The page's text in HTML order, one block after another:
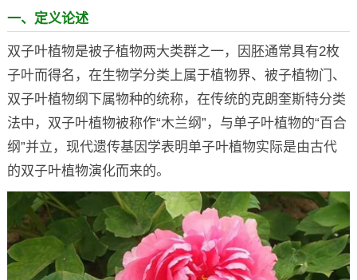
一、定义论述
双子叶植物是被子植物两大类群之一，因胚通常具有2枚
子叶而得名，在生物学分类上属于植物界、被子植物门、
双子叶植物纲下属物种的统称，在传统的克朗奎斯特分类
法中，双子叶植物被称作“木兰纲”，与单子叶植物的“百合
纲”并立，现代遗传基因学表明单子叶植物实际是由古代
的双子叶植物演化而来的。